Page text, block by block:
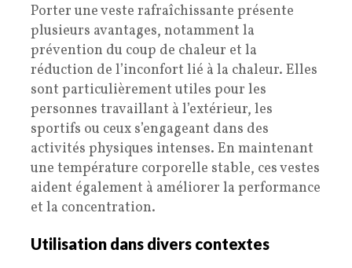
Porter une veste rafraîchissante présente
plusieurs avantages, notamment la
prévention du coup de chaleur et la
réduction de l’inconfort lié à la chaleur. Elles
sont particulièrement utiles pour les
personnes travaillant à l’extérieur, les
sportifs ou ceux s’engageant dans des
activités physiques intenses. En maintenant
une température corporelle stable, ces vestes
aident également à améliorer la performance
et la concentration.
Utilisation dans divers contextes